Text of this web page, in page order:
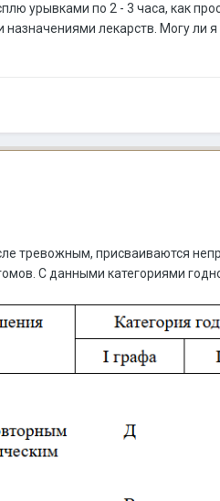
урывками по 2 - 3 часа, как
лекарств. Могу ли
тревожным, присваиваются
С данными категориями